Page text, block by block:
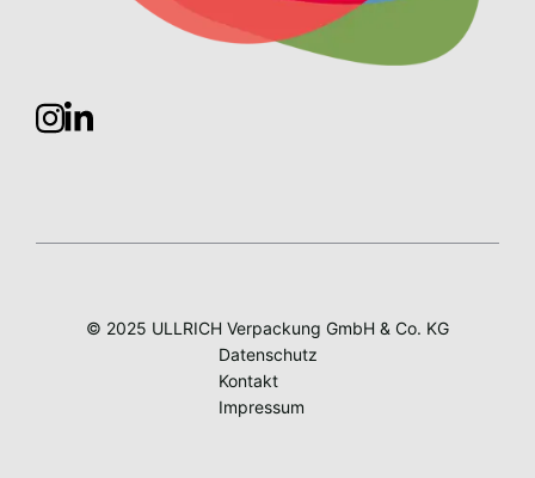
© 2025 ULLRICH Verpackung GmbH & Co. KG
Datenschutz
Kontakt
Impressum